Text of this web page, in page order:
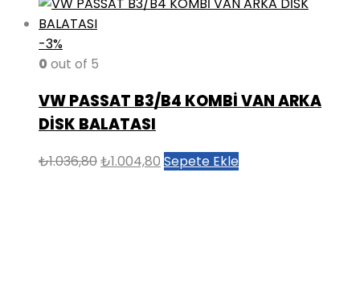
-3%
0 out of 5
VW PASSAT B3/B4 KOMBİ VAN ARKA
DİSK BALATASI
₺1.036,80Orijinal
₺1.004,80 Şu
Sepete Ekle